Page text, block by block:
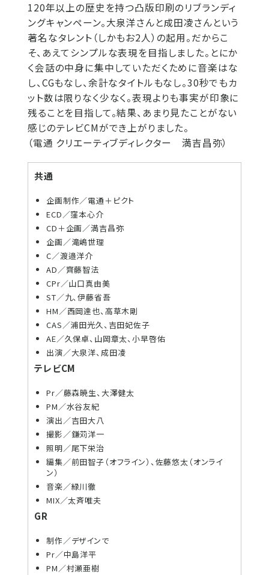
120年以上の歴史を持つ凸版印刷のリブランディ
ングキャンペーン。大泉洋さんと成田凌さんという
著名なタレント（しかもお2人）の起用。だからこ
そ、あえてシンプルな表現を目指しました。とにか
く会話の中身に集中していただくために音楽はな
し、CGもなし、余計なタイトルもなし。30秒でもカ
ット数は限りなく少なく。表現よりも事実が印象に
残ることを目指して。結果、あまり見たことがない
感じのテレビCMができ上がりました。
（電通 クリエーティブディレクター 満吉昌弥）
共通
企画制作／電通＋ピクト
ECD／窪本心介
CD＋企画／満吉昌弥
企画／滝嶋世理
C／渡邉洋介
AD／齊藤智法
CPr／山口真由美
ST／九、伊藤省吾
HM／西岡達也、高草木剛
CAS／浦田光久、吉田妃佐子
AE／久保卓、山岡章太、小早啓佑
出演／大泉洋、成田凌
テレビCM
Pr／藤森暁生、大澤健太
PM／水谷友紀
演出／吉田大八
撮影／鎌苅洋一
照明／尾下栄治
編集／前田智子（オフライン）、佐藤悠太（オンライ
ン）
音楽／緑川徹
MIX／太斉唯夫
GR
制作／デザインで
Pr／中島洋平
PM／村瀬亜樹